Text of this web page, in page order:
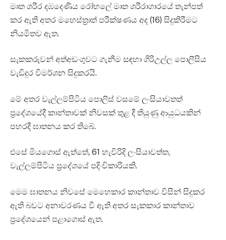
මෘත ශරීර දඹදෙණිය රෝහලේ මෘත ශරීරාගාරයේ තැන්පත්
කර ඇති අතර මහෙස්ත්‍රාත් පරීක්ෂණය අද (16) සිදුකිරීමට
නියමිතව ඇත.
සැකකරුවන් අත්අඩංගුවට ගැනීම සඳහා ගිරිඋල්ල පොලීසිය
වැඩිදුර විමර්ශන සිදුකරයි.
මේ අතර වැල්ලම්පිටිය පොලිස් වසමේ ලංසියාවතත්
ප්‍රදේශයේදී‍ කාන්තාවක් නිවසක් තුළ දී තියුණු ආයුධයකින්
පහරදී ඝාතනය කර තිබේ.
එසේ මියගොස් ඇත්තේ, 61 හැවිරිදි ලංසියාවත්ත,
වැල්ලම්පිටිය ප්‍රදේශයේ පදිංචිකාරියකි.
මෙම ඝාතනය නිවසේ මෙහෙකාර කාන්තාව විසින් සිදුකර
ඇති බවට අනාවරණය වී ඇති අතර සැකකාර කාන්තාව
ප්‍රදේශයෙන් පළාගොස් ඇත.